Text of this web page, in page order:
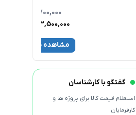
گفتگو با کارشناسان
استعلام قیمت کالا برای پروژه ها و
کارفرمایان